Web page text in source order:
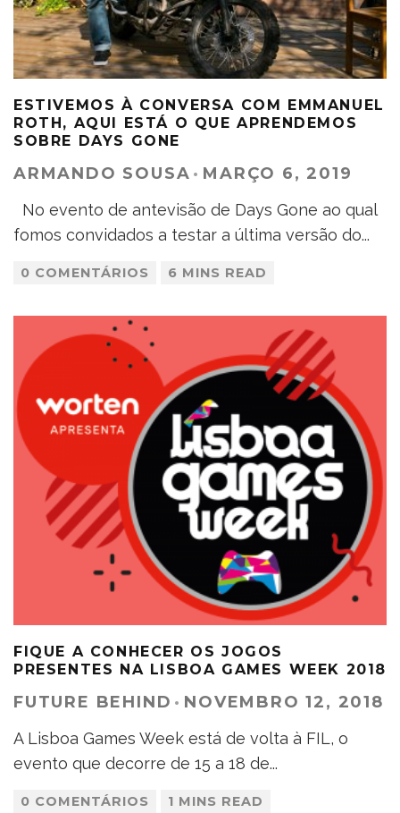
ESTIVEMOS À CONVERSA COM EMMANUEL
ROTH, AQUI ESTÁ O QUE APRENDEMOS
SOBRE DAYS GONE
ARMANDO SOUSA · MARÇO 6, 2019
No evento de antevisão de Days Gone ao qual
fomos convidados a testar a última versão do...
0 COMENTÁRIOS 6 MINS READ
FIQUE A CONHECER OS JOGOS
PRESENTES NA LISBOA GAMES WEEK 2018
FUTURE BEHIND · NOVEMBRO 12, 2018
A Lisboa Games Week está de volta à FIL, o
evento que decorre de 15 a 18 de...
0 COMENTÁRIOS 1 MINS READ